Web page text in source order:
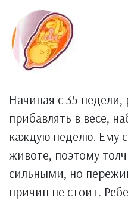
Начиная с 35 недели,
прибавлять в весе,
каждую неделю. Ему
животе, поэтому
сильными, но
причин не стоит.